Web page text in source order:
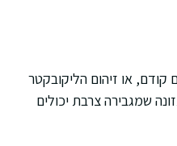
או זיהום הליקובקטר
שמגבירה צרבת יכולים